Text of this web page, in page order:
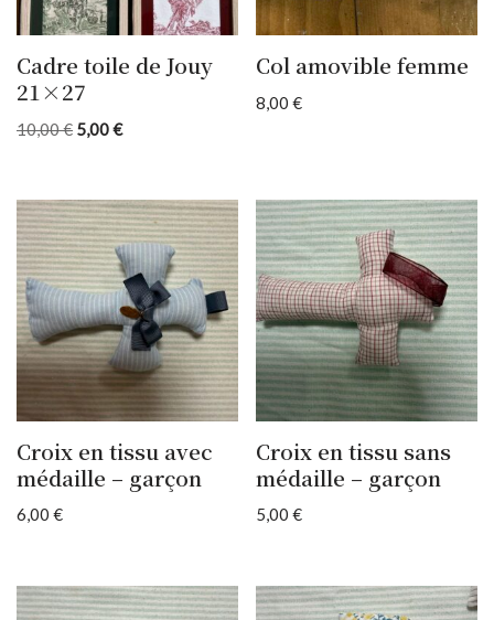
Cadre toile de Jouy
21×27
10,00€ 5,00€
Col amovible femme
8,00€
Croix en tissu avec
médaille – garçon
6,00 €
Croix en tissu sans
médaille – garçon
5,00€